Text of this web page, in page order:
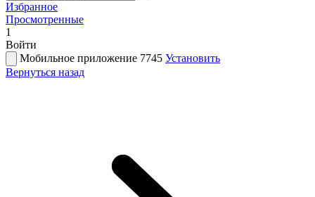
Избранное
Просмотренные
1
Войти
Мобильное приложение 7745 Установить
Вернуться назад